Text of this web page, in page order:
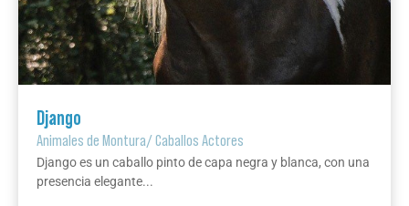
Django
Animales de Montura/Caballos Actores
Django es un caballo pinto de capa negra y blanca, con una
presencia elegante...